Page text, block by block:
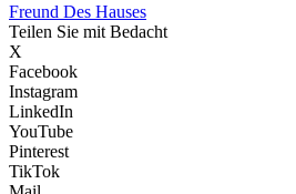
Freund Des Hauses
Teilen Sie mit Bedacht
X
Facebook
Instagram
LinkedIn
YouTube
Pinterest
TikTok